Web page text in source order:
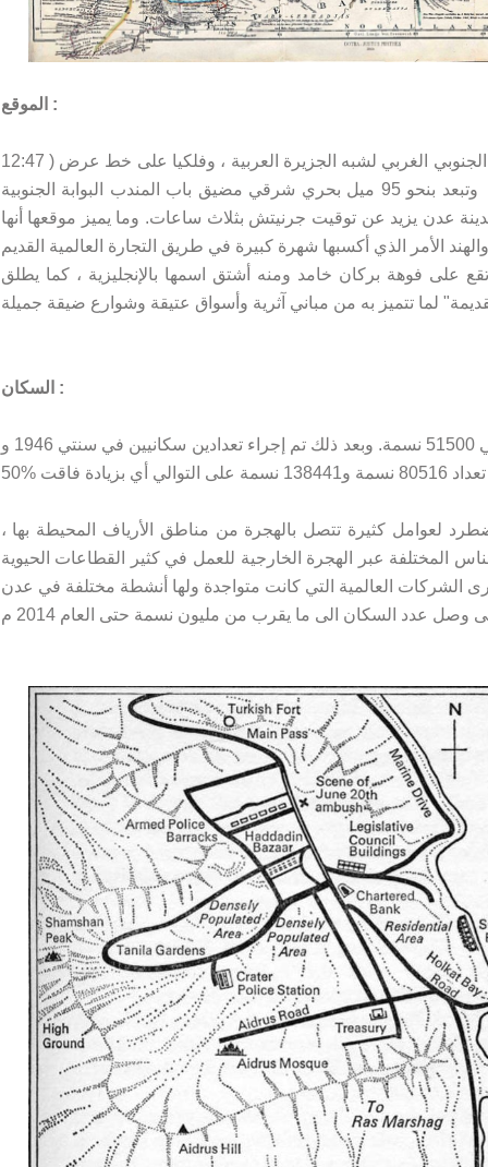
الموقع :
تقع عدن جغرافيا في اقصى الطرف الجنوبي الغربي لشبه الجزيرة العربية ، وفلكيا على خط عرض ( 12:47
شمالا ) وخط طول ( 44:75 شرقا ) وتبعد بنحو 95 ميل بحري شرقي مضيق باب المندب البوابة الجنوبية
عدن يزيد عن توقيت جرنيتش بثلاث ساعات. وما يميز موقعها أنها
على فوهة بركان خامد ومنه أشتق اسمها بالإنجليزية ، كما يطلق
السكان :
بلغ عدد سكان عدن سنة 1931 حوالي 51500 نسمة. وبعد ذلك تم إجراء تعدادين سكانيين في سنتي 1946 و
لعوامل كثيرة تتصل بالهجرة من مناطق الأرياف المحيطة بها ،
المختلفة عبر الهجرة الخارجية للعمل في كثير القطاعات الحيوية